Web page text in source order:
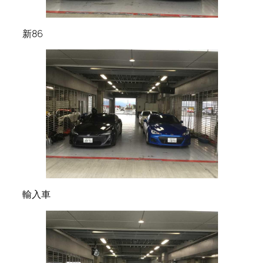
新86
輸入車